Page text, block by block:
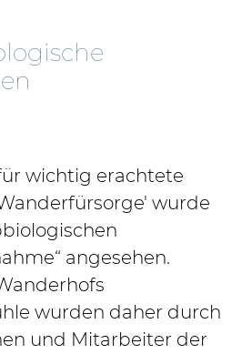
wichtig erachtete
wurde
angesehen.
wurden daher durch
und Mitarbeiter der